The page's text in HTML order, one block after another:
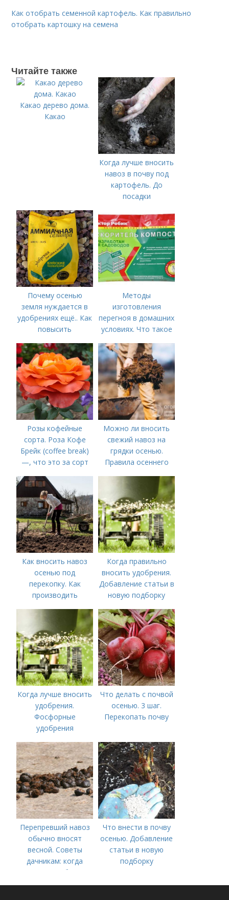
Как отобрать семенной картофель. Как правильно
отобрать картошку на семена
Читайте также
Какао дерево дома.
Какао
Когда лучше вносить
навоз в почву под
картофель. До
посадки
Почему осенью
земля нуждается в
удобрениях ещё.. Как
повысить
осенью
Методы
изготовления
перегноя в домашних
условиях. Что такое
для растений
Розы кофейные
сорта. Роза Кофе
Брейк (coffee break)
—, что это за сорт
Можно ли вносить
свежий навоз на
грядки осенью.
Правила осеннего
Как вносить навоз
осенью под
перекопку. Как
производить
Когда правильно
вносить удобрения.
Добавление статьи в
новую подборку
Когда лучше вносить
удобрения.
Фосфорные
удобрения
Что делать с почвой
осенью. 3 шаг.
Перекопать почву
Перепревший навоз
обычно вносят
весной. Советы
дачникам: когда
вносить удобрение
— весной или осенью
Что внести в почву
осенью. Добавление
статьи в новую
подборку